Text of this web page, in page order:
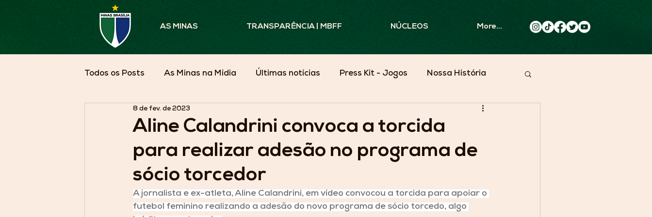
AS MINAS TRANSPARÊNCIA | MBFF NÚCLEOS More...
Todos os Posts As Minas na Mídia Últimas notícias Press Kit - Jogos Nossa História
Parceiros em Pauta
Aline Calandrini convoca a torcida
para realizar adesão no programa de
sócio torcedor
8 de fev. de 2023
A jornalista e ex-atleta, Aline Calandrini, em vídeo convocou a torcida para apoiar o
futebol feminino realizando a adesão do novo programa de sócio torcedo, algo